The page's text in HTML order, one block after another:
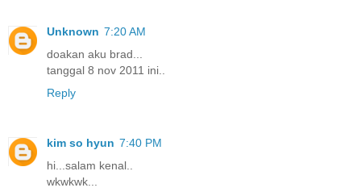
Unknown 7:20 AM
doakan aku brad...
tanggal 8 nov 2011 ini..
Reply
kim so hyun 7:40 PM
hi...salam kenal..
wkwkwk...